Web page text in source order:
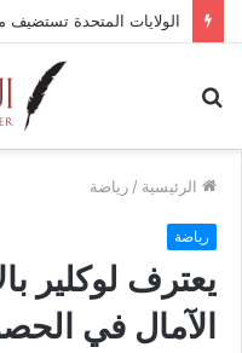
الرئيسية / رياضة
رياضة
يعترف لوكلير
الآمال في